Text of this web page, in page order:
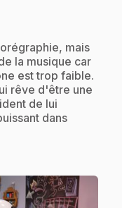
mais
la musique car
est trop faible.
rêve d'être une
de lui
dans